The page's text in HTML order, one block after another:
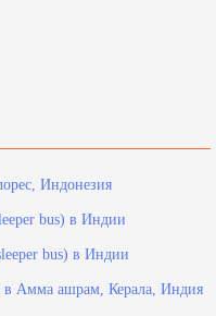
Индонезия
bus) в Индии
bus) в Индии
в Амма ашрам, Керала, Индия